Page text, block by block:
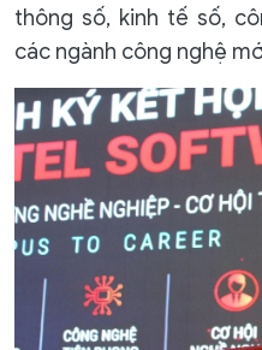
thông số, kinh tế số,
các ngành công nghệ